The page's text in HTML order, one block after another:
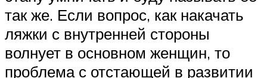
так же. Если вопрос, как накачать
ляжки с внутренней стороны
волнует в основном женщин, то
проблема с отстающей в развитии